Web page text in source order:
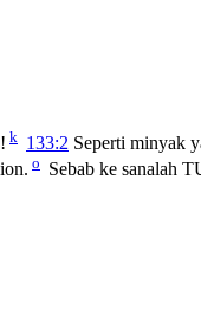
! k 133:2 Seperti minyak
o Sebab ke sanalah